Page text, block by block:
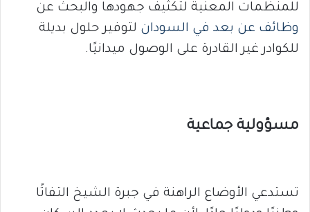
للمنظمات المعنية لتكثيف جهودها والبحث عن
وظائف عن بعد في السودان لتوفير حلول بديلة
للكوادر غير القادرة على الوصول ميدانيًا.
مسؤولية جماعية
تستدعي الأوضاع الراهنة في جبرة الشيخ التفاتًا